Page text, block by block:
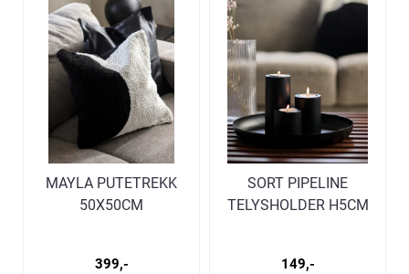
MAYLA PUTETREKK
50X50CM
399,-
SORT PIPELINE
TELYSHOLDER H5CM
149,-